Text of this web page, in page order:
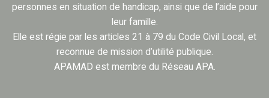
personnes en situation de handicap, ainsi que de l’aide pour
leur famille.
Elle est régie par les articles 21 à 79 du Code Civil Local, et
reconnue de mission d’utilité publique.
APAMAD est membre du Réseau APA.